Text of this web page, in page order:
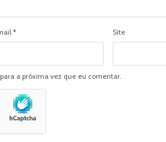
* Site
a próxima vez que eu comentar.